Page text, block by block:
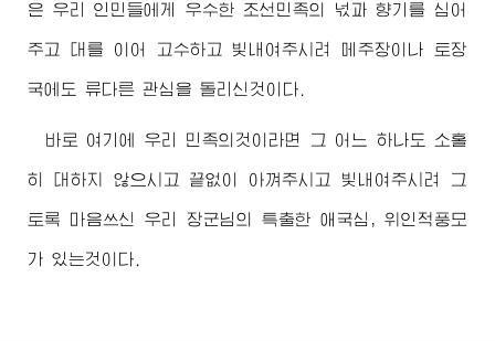
은 우리 인민들에게 우수한 조선민족의 넋과 향기를 심어
주고 대를 이어 고수하고 빛내여주시려 메주장이나 토장
국에도 류다른 관심을 돌리신것이다.
바로 여기에 우리 민족의것이라면 그 어느 하나도 소홀
히 대하지 않으시고 끝없이 아껴주시고 빛내여주시려 그
토록 마음쓰신 우리 장군님 의 특출한 애국심, 위인적풍모
가 있는것이다.